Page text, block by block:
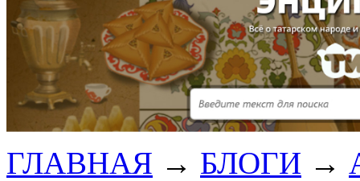
ГЛАВНАЯ → БЛОГИ →